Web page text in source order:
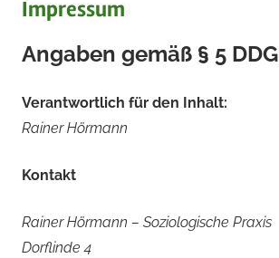
Impressum
Angaben gemäß § 5 DDG
Verantwortlich für den Inhalt:
Rainer Hörmann
Kontakt
Rainer Hörmann – Soziologische Praxis
Dorflinde 4